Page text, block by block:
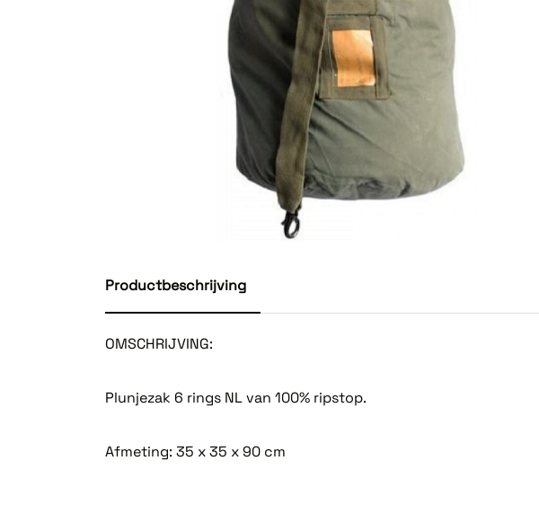
Productbeschrijving
OMSCHRIJVING:
Plunjezak 6 rings NL van 100% ripstop.
Afmeting: 35 x 35 x 90 cm